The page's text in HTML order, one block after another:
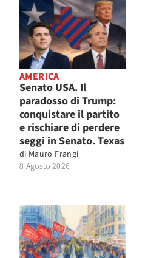
AMERICA
Senato USA. Il
paradosso di Trump:
conquistare il partito
e rischiare di perdere
seggi in Senato. Texas
di Mauro Frangi
8 Agosto 2026